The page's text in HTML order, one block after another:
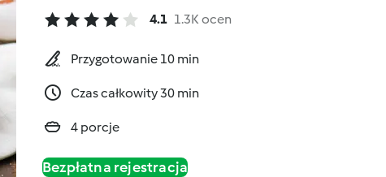
4.1 1.3K ocen
Przygotowanie 10 min
Czas całkowity 30 min
4 porcje
Bezpłatna rejestracja